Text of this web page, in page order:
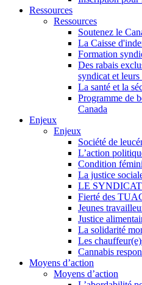
Ressources
Ressources
Soutenez le
La Caisse
Formation
Des rabais
syndicat et
La santé et la
Programme de
Canada
Enjeux
Enjeux
Société de
L’action
Condition
La justice
LE SYNDICAT
Fierté des
Jeunes
Justice
La solidarité
Les
Cannabis
Moyens d’action
Moyens d’action